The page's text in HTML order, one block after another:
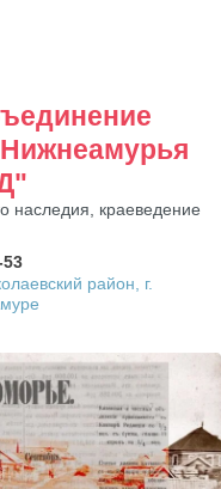
наследия, краеведение
53
район, г.